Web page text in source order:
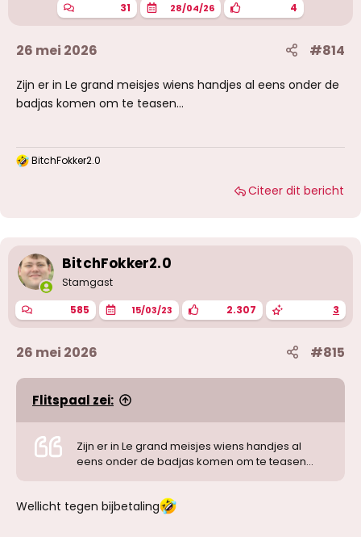
31 28/04/26 4
26 mei 2026 #814
Zijn er in Le grand meisjes wiens handjes al eens onder de
badjas komen om te teasen...
W
n
g
n
:
BitchFokker2.0
Citeer dit bericht
BitchFokker2.0
Stamgast
585 15/03/23 2.307 3
26 mei 2026 #815
Flitspaal zei:
Zijn er in Le grand meisjes wiens handjes al
eens onder de badjas komen om te teasen...
Wellicht tegen bijbetaling